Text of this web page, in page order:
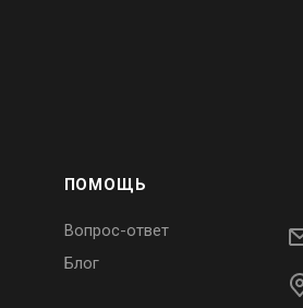
ПОМОЩЬ
Вопрос-ответ
Блог